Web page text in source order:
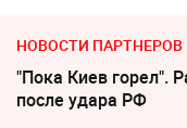
НОВОСТИ ПАРТНЕРОВ
"Пока Киев горел".
после удара РФ